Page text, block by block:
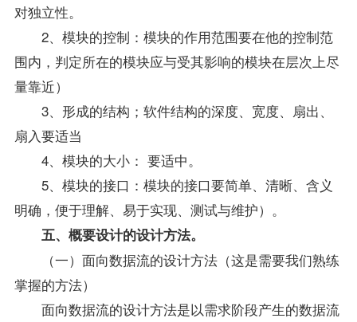
对独立性。
2、模块的控制：模块的作用范围要在他的控制范
围内，判定所在的模块应与受其影响的模块在层次上尽
量靠近）
3、形成的结构；软件结构的深度、宽度、扇出、
扇入要适当
4、模块的大小： 要适中。
5、模块的接口：模块的接口要简单、清晰、含义
明确，便于理解、易于实现、测试与维护）。
五、概要设计的设计方法。
（一）面向数据流的设计方法（这是需要我们熟练
掌握的方法）
面向数据流的设计方法是以需求阶段产生的数据流